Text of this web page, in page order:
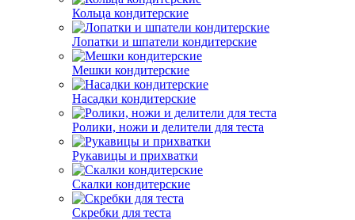
Кольца кондитерские
Лопатки и шпатели кондитерские
Мешки кондитерские
Насадки кондитерские
Ролики, ножи и делители для теста
Рукавицы и прихватки
Скалки кондитерские
Скребки для теста